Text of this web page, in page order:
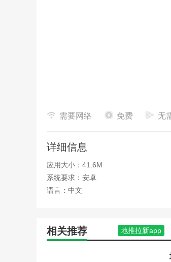
需要网络 免费 无
详细信息
应用大小：41.6M
系统要求：安卓
语言：中文
相关推荐 地推拉新app